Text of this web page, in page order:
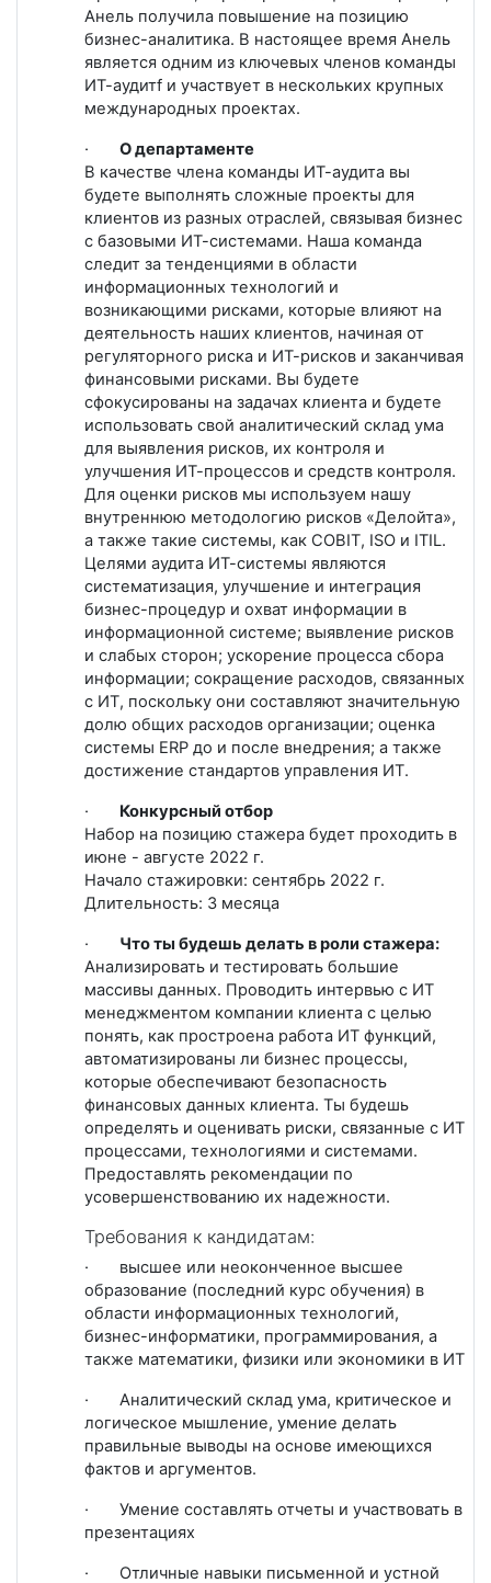
Анель получила повышение на позицию
бизнес-аналитика. В настоящее время Анель
является одним из ключевых членов команды
ИТ-аудитf и участвует в нескольких крупных
международных проектах.
· О департаменте
В качестве члена команды ИТ-аудита вы
будете выполнять сложные проекты для
клиентов из разных отраслей, связывая бизнес
с базовыми ИТ-системами. Наша команда
следит за тенденциями в области
информационных технологий и
возникающими рисками, которые влияют на
деятельность наших клиентов, начиная от
регуляторного риска и ИТ-рисков и заканчивая
финансовыми рисками. Вы будете
сфокусированы на задачах клиента и будете
использовать свой аналитический склад ума
для выявления рисков, их контроля и
улучшения ИТ-процессов и средств контроля.
Для оценки рисков мы используем нашу
внутреннюю методологию рисков «Делойта»,
а также такие системы, как COBIT, ISO и ITIL.
Целями аудита ИТ-системы являются
систематизация, улучшение и интеграция
бизнес-процедур и охват информации в
информационной системе; выявление рисков
и слабых сторон; ускорение процесса сбора
информации; сокращение расходов, связанных
с ИТ, поскольку они составляют значительную
долю общих расходов организации; оценка
системы ERP до и после внедрения; а также
достижение стандартов управления ИТ.
· Конкурсный отбор
Набор на позицию стажера будет проходить в
июне - августе 2022 г.
Начало стажировки: сентябрь 2022 г.
Длительность: 3 месяца
· Что ты будешь делать в роли стажера:
Анализировать и тестировать большие
массивы данных. Проводить интервью с ИТ
менеджментом компании клиента с целью
понять, как простроена работа ИТ функций,
автоматизированы ли бизнес процессы,
которые обеспечивают безопасность
финансовых данных клиента. Ты будешь
определять и оценивать риски, связанные с ИТ
процессами, технологиями и системами.
Предоставлять рекомендации по
усовершенствованию их надежности.
Требования к кандидатам:
· высшее или неоконченное высшее
образование (последний курс обучения) в
области информационных технологий,
бизнес-информатики, программирования, а
также математики, физики или экономики в ИТ
· Аналитический склад ума, критическое и
логическое мышление, умение делать
правильные выводы на основе имеющихся
фактов и аргументов.
· Умение составлять отчеты и участвовать в
презентациях
· Отличные навыки письменной и устной